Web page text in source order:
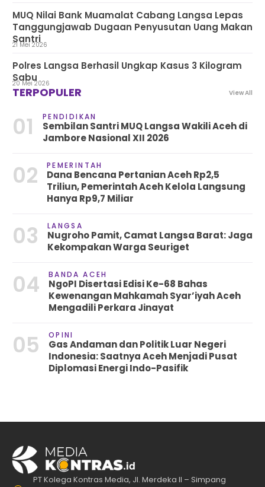
MUQ Nilai Bank Muamalat Cabang Langsa Lepas
Tanggungjawab Dugaan Penyusutan Uang Makan
Santri
21 Mei 2026
Polres Langsa Berhasil Ungkap Kasus 3 Kilogram
Sabu20 Mei 2026
TERPOPULER View All
01 PENDIDIKAN
Sembilan Santri MUQ Langsa Wakili Aceh di
Jambore Nasional XII 2026
02 PEMERINTAH
Dana Bencana Pertanian Aceh Rp2,5
Triliun, Pemerintah Aceh Kelola Langsung
Hanya Rp9,7 Miliar
03 LANGSA
Nugroho Pamit, Camat Langsa Barat: Jaga
Kekompakan Warga Seuriget
04 BANDA ACEH
NgoPI Disertasi Edisi Ke-68 Bahas
Kewenangan Mahkamah Syar’iyah Aceh
Mengadili Perkara Jinayat
05 OPINI
Gas Andaman dan Politik Luar Negeri
Indonesia: Saatnya Aceh Menjadi Pusat
Diplomasi Energi Indo-Pasifik
PT Kolega Kontras Media, Jl. Merdeka II – Simpang